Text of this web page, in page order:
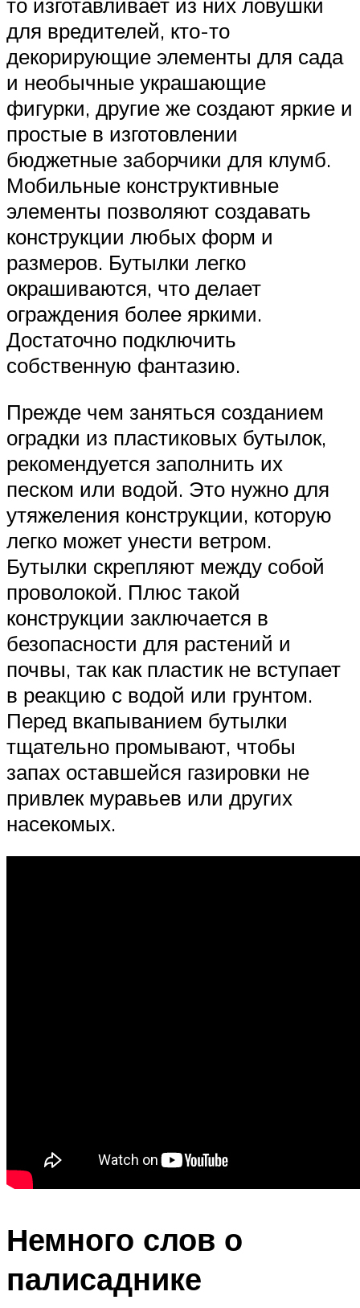
для вредителей, кто-то
декорирующие элементы для сада
и необычные украшающие
фигурки, другие же создают яркие и
простые в изготовлении
бюджетные заборчики для клумб.
Мобильные конструктивные
элементы позволяют создавать
конструкции любых форм и
размеров. Бутылки легко
окрашиваются, что делает
ограждения более яркими.
Достаточно подключить
собственную фантазию.
Прежде чем заняться созданием
оградки из пластиковых бутылок,
рекомендуется заполнить их
песком или водой. Это нужно для
утяжеления конструкции, которую
легко может унести ветром.
Бутылки скрепляют между собой
проволокой. Плюс такой
конструкции заключается в
безопасности для растений и
почвы, так как пластик не вступает
в реакцию с водой или грунтом.
Перед вкапыванием бутылки
тщательно промывают, чтобы
запах оставшейся газировки не
привлек муравьев или других
насекомых.
Немного слов о
палисаднике